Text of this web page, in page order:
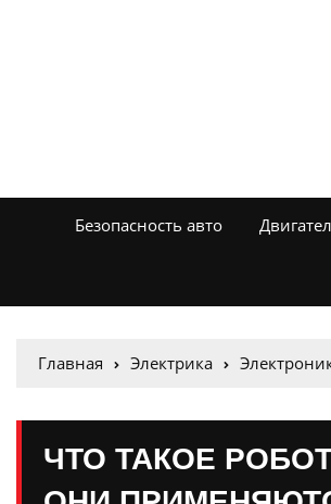
Безопасность авто
Главная Электрика
ЧТО ТАКОЕ